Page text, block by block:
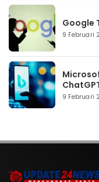
Google
9 Februari
9 Februari